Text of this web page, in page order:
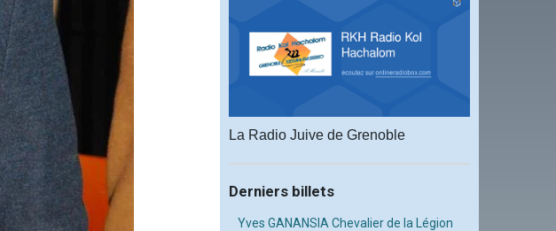
La Radio Juive de Grenoble
Derniers billets
Yves GANANSIA Chevalier de la Légion